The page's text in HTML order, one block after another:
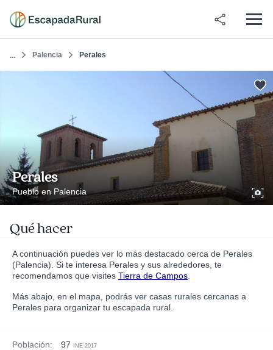
... Palencia Perales
Perales
Pueblo en Palencia
Qué hacer
A continuación puedes ver lo más destacado cerca de Perales
(Palencia). Si te interesa Perales y sus alrededores, te
recomendamos que visites Tierra de Campos
Más abajo, en el mapa, podrás ver casas rurales cercanas a
Perales para organizar tu escapada rural.
Población: 97 INE 2017